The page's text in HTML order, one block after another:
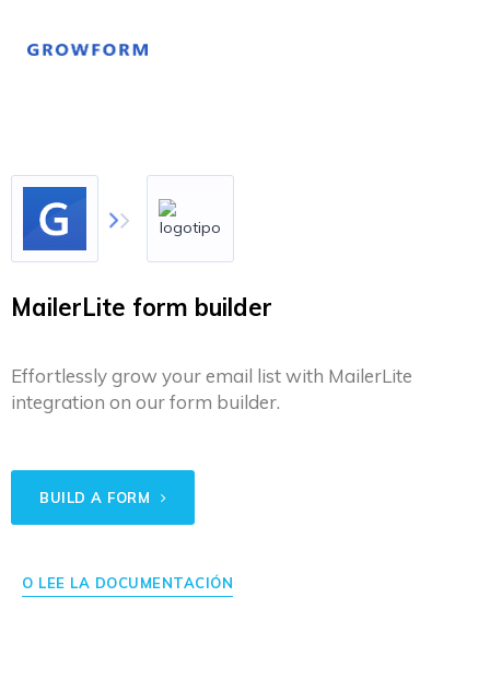
MailerLite form builder
Effortlessly grow your email list with MailerLite
integration on our form builder.
BUILD A FORM
O LEE LA DOCUMENTACIÓN